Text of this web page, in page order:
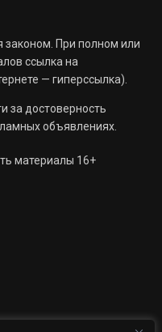
При полном или
ссылка на
— гиперссылка).
за достоверность
объявлениях.
материалы 16+